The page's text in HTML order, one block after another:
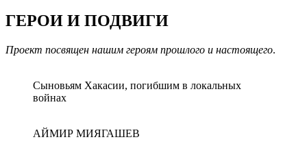
ГЕРОИ И ПОДВИГИ
Проект посвящен нашим героям прошлого и настоящего.
Сыновьям Хакасии, погибшим в локальных
войнах
АЙМИР МИЯГАШЕВ